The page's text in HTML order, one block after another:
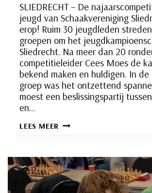
SLIEDRECHT – De
jeugd van Schaakvereniging
erop! Ruim 30 jeugdleden
groepen om het
Sliedrecht. Na meer dan 20
competitieleider Cees Moes de
bekend maken en huldigen. In de
groep was het ontzettend
moest een beslissingspartij
en…
LEES MEER CHIEL
TJAPKES
DE
NIEUWE